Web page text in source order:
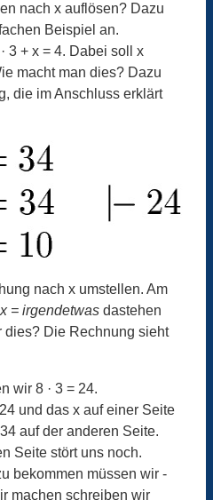
nach x auflösen? Dazu
Beispiel an.
3 + x = 4. Dabei soll x
macht man dies? Dazu
die im Anschluss erklärt
nach x umstellen. Am
x = irgendetwas dastehen
dies? Die Rechnung sieht
wir 8 · 3 = 24.
und das x auf einer Seite
auf der anderen Seite.
Seite stört uns noch.
bekommen müssen wir -
machen schreiben wir